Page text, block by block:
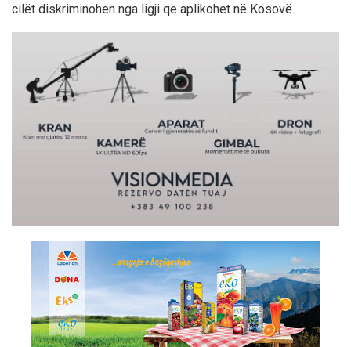
cilët diskriminohen nga ligji që aplikohet në Kosovë.